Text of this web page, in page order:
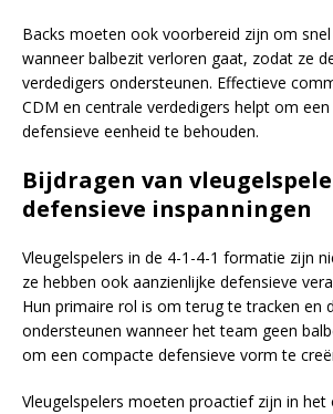
Backs moeten ook voorbereid zijn om
wanneer balbezit verloren gaat, zodat ze
verdedigers ondersteunen. Effectieve
CDM en centrale verdedigers helpt om
defensieve eenheid te behouden.
Bijdragen van
defensieve inspanningen
Vleugelspelers in de 4-1-4-1 formatie zijn
ze hebben ook aanzienlijke defensieve
Hun primaire rol is om terug te tracken en
ondersteunen wanneer het team geen
om een compacte defensieve vorm te
Vleugelspelers moeten proactief zijn in het